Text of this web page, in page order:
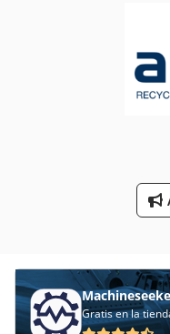
Prensa De
Gratis en la